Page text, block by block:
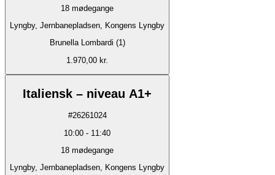
18 mødegange
Lyngby, Jernbanepladsen, Kongens Lyngby
Brunella Lombardi (1)
1.970,00 kr.
Italiensk – niveau A1+
#26261024
10:00 - 11:40
18 mødegange
Lyngby, Jernbanepladsen, Kongens Lyngby